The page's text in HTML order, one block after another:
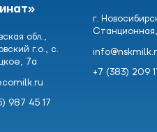
обл.,
г.о., с.
7а
987 45 17
г.
Станционная,
+7 (383) 209